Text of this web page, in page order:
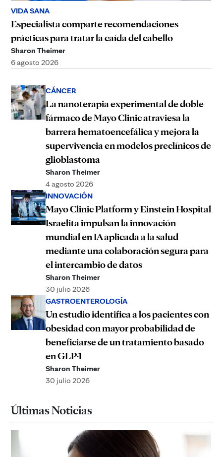
VIDA SANA
Especialista comparte recomendaciones
prácticas para tratar la caída del cabello
Sharon Theimer
6 agosto 2026
CÁNCER
La nanoterapia experimental de doble
fármaco de Mayo Clinic atraviesa la
barrera hematoencefálica y mejora la
supervivencia en modelos preclínicos de
glioblastoma
Sharon Theimer
4 agosto 2026
INNOVACIÓN
Mayo Clinic Platform y Einstein Hospital
Israelita impulsan la innovación
mundial en IA aplicada a la salud
mediante una colaboración segura para
el intercambio de datos
Sharon Theimer
30 julio 2026
GASTROENTEROLOGÍA
Un estudio identifica a los pacientes con
obesidad con mayor probabilidad de
beneficiarse de un tratamiento basado
en GLP-1
Sharon Theimer
30 julio 2026
Últimas Noticias